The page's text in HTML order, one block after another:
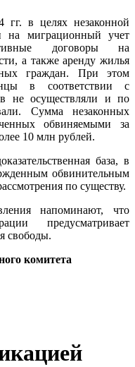
гг. в целях незаконной
на миграционный учет
договоры на
а также аренду жилья
граждан. При этом
в соответствии с
не осуществляли и по
Сумма незаконных
обвиняемыми за
10 млн рублей.
база, в
обвинительным
по существу.
напоминают, что
предусматривает
свободы.
комитета